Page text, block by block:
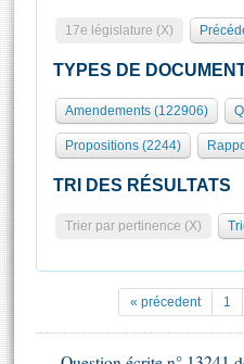
Présidence
577 députés
Groupes politiques
Séance publique
Commissions et autres
Europe et International
Pétitions
Rôle et pouvoirs de
Organisation de
Présidence Conférence des
Statistiques et chiffres
Documents de référence
( Constitution | Règlement de
Visiter l'Assemblée
Visite virtuelle du
Assister à une séance
La Bibliothèque
17e législature (X)
TYPES DE
Amendements (122906)
Propositions (2244)
TRI DES RÉSULTATS
Trier par pertinence (X)
« précedent 1